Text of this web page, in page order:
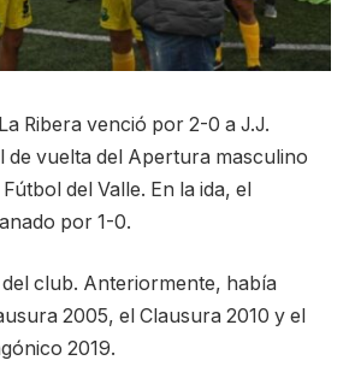
Ribera venció por 2-0 a J.J.
de vuelta del Apertura masculino
del Valle. En la ida, el
por 1-0.
club. Anteriormente, había
2005, el Clausura 2010 y el
2019.